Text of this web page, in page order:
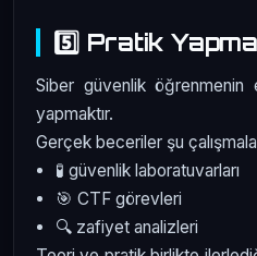
5️⃣ Pratik
Siber güvenlik öğrenmenin
yapmaktır.
Gerçek beceriler şu
🧪 güvenlik laboratuvarları
🎯 CTF görevleri
🔍 zafiyet analizleri